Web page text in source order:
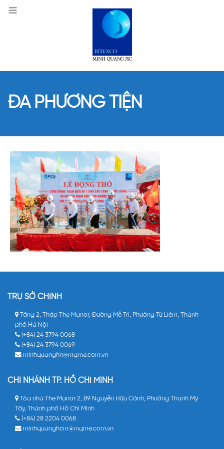
ĐA PHƯƠNG TIỆN
TRỤ SỞ CHÍNH
Tầng 2, Tháp The Manor, Đường Mễ Trì, Phường Từ Liêm, Thành
phố Hà Nội
(+84) 24 3794 0068
(+84) 24 3794 0069
minhquanghn@mqme.com.vn
CHI NHÁNH TP. HỒ CHÍ MINH
Tòa nhà The Manor 2, 89 Nguyễn Hữu Cảnh, Phường Thạnh Mỹ
Tây, Thành phố Hồ Chí Minh
(+84) 28 2204 0068
minhquanghcm@mqme.com.vn